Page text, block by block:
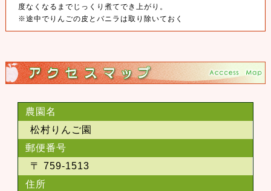
度なくなるまでじっくり煮てでき上がり。
※途中でりんごの皮とバニラは取り除いておく
農園名
松村りんご園
郵便番号
〒 759-1513
住所